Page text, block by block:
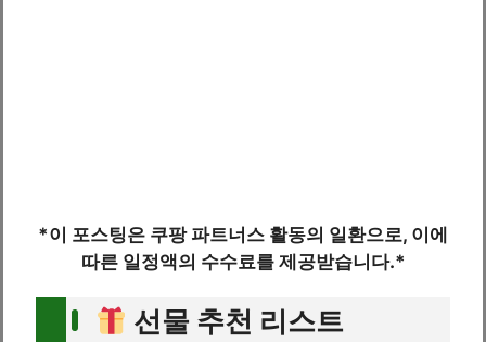
*이 포스팅은 쿠팡 파트너스 활동의 일환으로, 이에
따른 일정액의 수수료를 제공받습니다.*
선물 추천 리스트